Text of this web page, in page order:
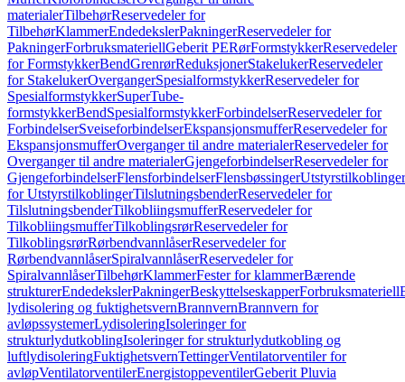
materialerTilbehørReservedeler for
TilbehørKlammerEndedekslerPakningerReservedeler for
PakningerForbruksmateriellGeberit PERørFormstykkerReservedeler
for FormstykkerBendGrenrørReduksjonerStakelukerReservedeler
for StakelukerOvergangerSpesialformstykkerReservedeler for
SpesialformstykkerSuperTube-
formstykkerBendSpesialformstykkerForbindelserReservedeler for
ForbindelserSveiseforbindelserEkspansjonsmufferReservedeler for
EkspansjonsmufferOverganger til andre materialerReservedeler for
Overganger til andre materialerGjengeforbindelserReservedeler for
GjengeforbindelserFlensforbindelserFlensbøssingerUtstyrstilkoblinger
for UtstyrstilkoblingerTilslutningsbenderReservedeler for
TilslutningsbenderTilkobliingsmufferReservedeler for
TilkobliingsmufferTilkoblingsrørReservedeler for
TilkoblingsrørRørbendvannlåserReservedeler for
RørbendvannlåserSpiralvannlåserReservedeler for
SpiralvannlåserTilbehørKlammerFester for klammerBærende
strukturerEndedekslerPakningerBeskyttelseskapperForbruksmateriell
lydisolering og fuktighetsvernBrannvernBrannvern for
avløpssystemerLydisoleringIsoleringer for
strukturlydutkoblingIsoleringer for strukturlydutkobling og
luftlydisoleringFuktighetsvernTettingerVentilatorventiler for
avløpVentilatorventilerEnergistoppeventilerGeberit Pluvia